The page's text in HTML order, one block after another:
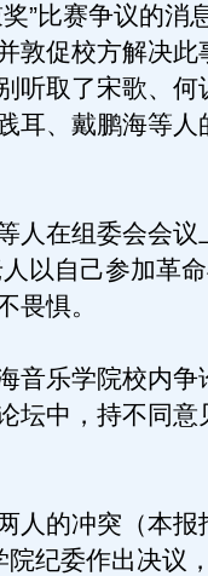
比赛争议的消
敦促校方解决此
听取了宋歌、何
耳、戴鹏海等人
在组委会会议
以自己参加革
畏惧。
乐学院校内争
坛中，持不同意
的冲突（本报
纪委作出决议